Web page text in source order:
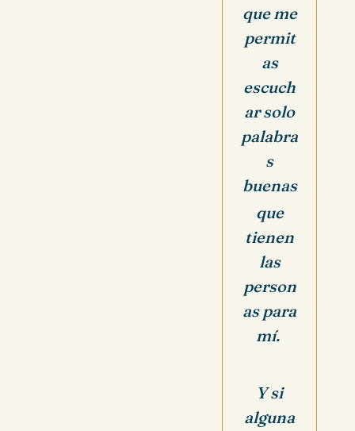
que me
permit
as
escuch
ar solo
palabra
s
buenas
que
tienen
las
person
as para
mí.
Y si
alguna